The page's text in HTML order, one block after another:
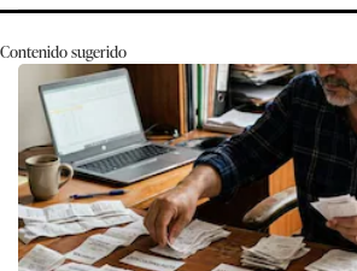
Contenido sugerido